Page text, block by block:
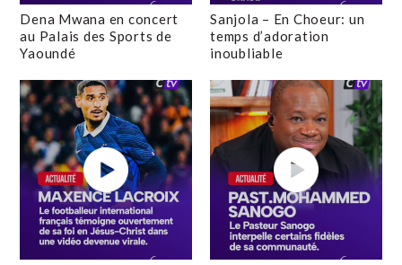
Dena Mwana en concert
au Palais des Sports de
Yaoundé
Sanjola – En Choeur: un
temps d’adoration
inoubliable